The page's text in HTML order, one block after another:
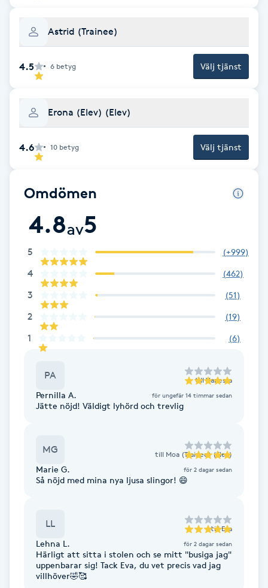
Hollywood Peel
Hot yoga
Hudföryngring
Huduppstramning
Hudvård
Hyaluronsyra
Hyperhidros
Hypnos
Hårborttagning
Hårförlängning
Idrottsmassage
Astrid (Trainee)
4.5 6 betyg Välj tjänst
Erona (Elev) (Elev)
4.6 10 betyg Välj tjänst
Omdömen
4.8av5
5 (+999)
4 (462)
3 (51)
2 (19)
1 (6)
PA till Vanessa
Pernilla A. för ungefär 14 timmar sedan
Jätte nöjd! Väldigt lyhörd och trevlig
MG till Moa (Trainee) (Elev)
Marie G. för 2 dagar sedan
Så nöjd med mina nya ljusa slingor! 😄
LL till Eva
Lehna L. för 2 dagar sedan
Härligt att sitta i stolen och se mitt "busiga jag"
uppenbarar sig! Tack Eva, du vet precis vad jag
villhöver🤣🥰